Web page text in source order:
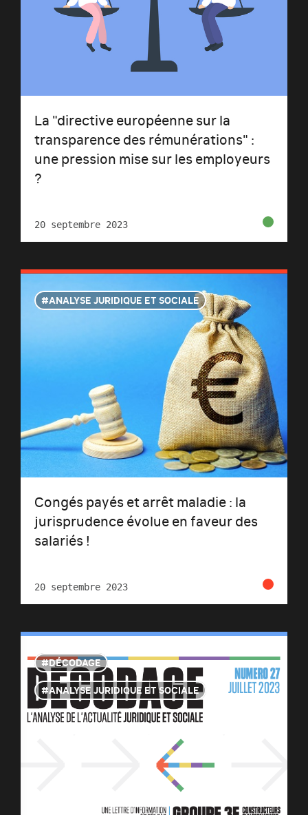
La "directive européenne sur la
transparence des rémunérations" :
une pression mise sur les employeurs
?
20 septembre 2023
ANALYSE JURIDIQUE ET SOCIALE
Congés payés et arrêt maladie : la
jurisprudence évolue en faveur des
salariés !
20 septembre 2023
DÉCODAGE
ANALYSE JURIDIQUE ET SOCIALE